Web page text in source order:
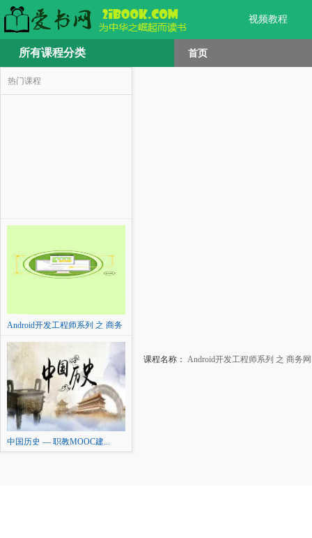
视频教程
所有课程分类 首页
热门课程
Android开发工程师系列 之 商务
中国历史 — 职教MOOC建...
课程名称： Android开发工程师系列 之 商务网